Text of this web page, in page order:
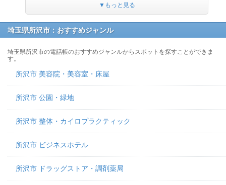
▼もっと見る
埼玉県所沢市：おすすめジャンル
埼玉県所沢市の電話帳のおすすめジャンルからスポットを探すことができま
す。
所沢市 美容院・美容室・床屋
所沢市 公園・緑地
所沢市 整体・カイロプラクティック
所沢市 ビジネスホテル
所沢市 ドラッグストア・調剤薬局